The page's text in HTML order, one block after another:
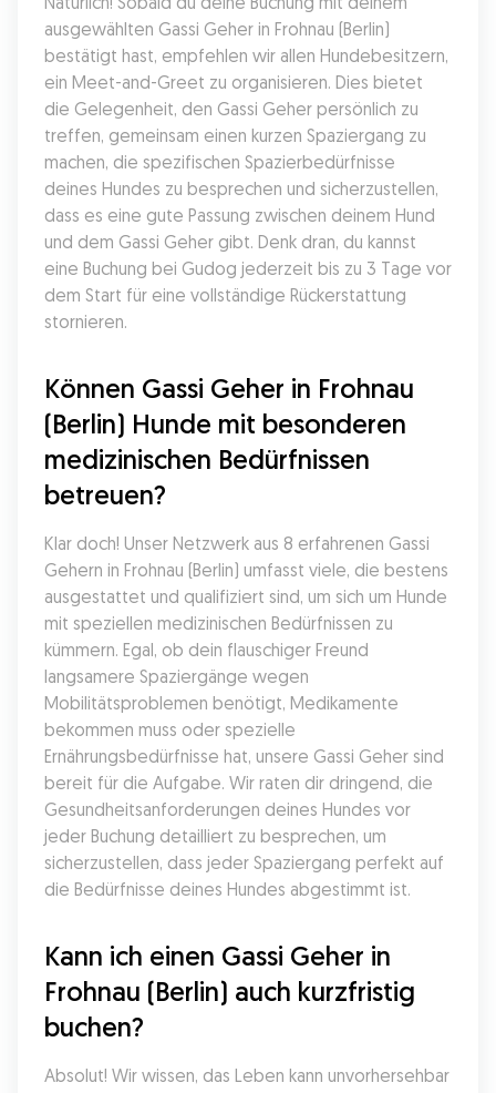
ausgewählten Gassi Geher in Frohnau (Berlin)
bestätigt hast, empfehlen wir allen Hundebesitzern,
ein Meet-and-Greet zu organisieren. Dies bietet
die Gelegenheit, den Gassi Geher persönlich zu
treffen, gemeinsam einen kurzen Spaziergang zu
machen, die spezifischen Spazierbedürfnisse
deines Hundes zu besprechen und sicherzustellen,
dass es eine gute Passung zwischen deinem Hund
und dem Gassi Geher gibt. Denk dran, du kannst
eine Buchung bei Gudog jederzeit bis zu 3 Tage vor
dem Start für eine vollständige Rückerstattung
stornieren.
Können Gassi Geher in Frohnau
(Berlin) Hunde mit besonderen
medizinischen Bedürfnissen
betreuen?
Klar doch! Unser Netzwerk aus 8 erfahrenen Gassi
Gehern in Frohnau (Berlin) umfasst viele, die bestens
ausgestattet und qualifiziert sind, um sich um Hunde
mit speziellen medizinischen Bedürfnissen zu
kümmern. Egal, ob dein flauschiger Freund
langsamere Spaziergänge wegen
Mobilitätsproblemen benötigt, Medikamente
bekommen muss oder spezielle
Ernährungsbedürfnisse hat, unsere Gassi Geher sind
bereit für die Aufgabe. Wir raten dir dringend, die
Gesundheitsanforderungen deines Hundes vor
jeder Buchung detailliert zu besprechen, um
sicherzustellen, dass jeder Spaziergang perfekt auf
die Bedürfnisse deines Hundes abgestimmt ist.
Kann ich einen Gassi Geher in
Frohnau (Berlin) auch kurzfristig
buchen?
Absolut! Wir wissen, das Leben kann unvorhersehbar